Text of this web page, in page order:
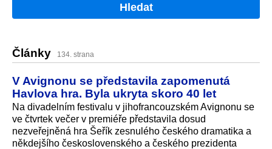
Hledat
Články 134. strana
V Avignonu se představila zapomenutá
Havlova hra. Byla ukryta skoro 40 let
Na divadelním festivalu v jihofrancouzském Avignonu se
ve čtvrtek večer v premiéře představila dosud
nezveřejněná hra Šeřík zesnulého českého dramatika a
někdejšího československého a českého prezidenta